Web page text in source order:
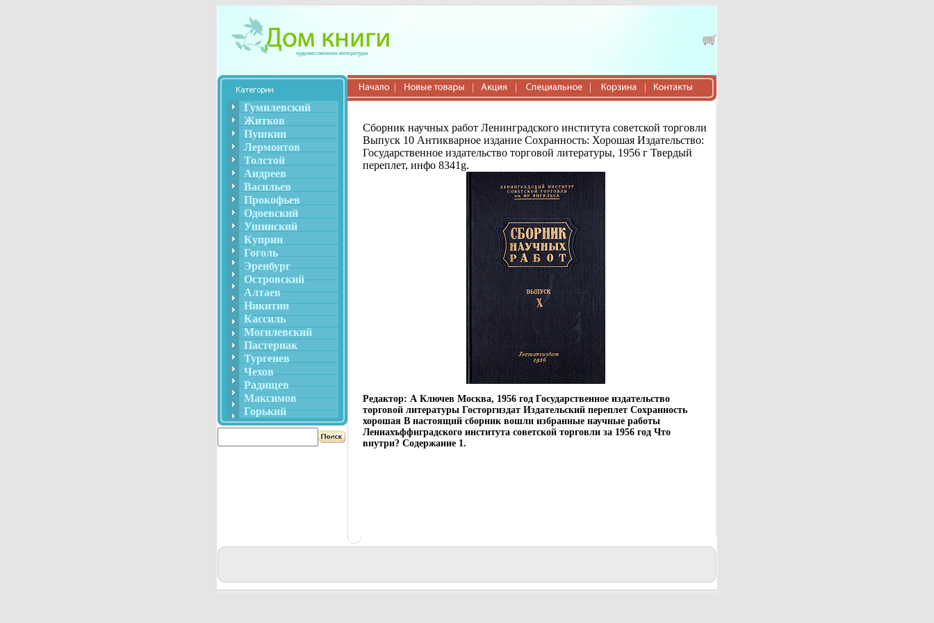
Гумилевский
Житков
Пушкин
Лермонтов
Толстой
Андреев
Васильев
Прокофьев
Одоевский
Ушинский
Куприн
Гоголь
Эренбург
Островский
Алтаев
Никитин
Кассиль
Могилевский
Пастернак
Тургенев
Чехов
Радищев
Максимов
Горький
Сборник научных работ Ленинградского института советской торговли
Выпуск 10 Антикварное издание Сохранность: Хорошая Издательство:
Государственное издательство торговой литературы, 1956 г Твердый
переплет, инфо 8341g.
Редактор: А Ключев Москва, 1956 год Государственное издательство
торговой литературы Госторгиздат Издательский переплет Сохранность
хорошая В настоящий сборник вошли избранные научные работы
Лениахъффнградского института советской торговли за 1956 год Что
внутри? Содержание 1.